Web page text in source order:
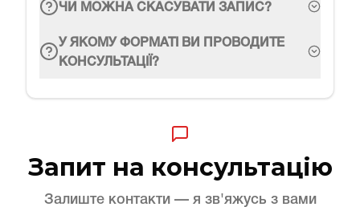
ЧИ МОЖНА СКАСУВАТИ ЗАПИС?
У ЯКОМУ ФОРМАТІ ВИ ПРОВОДИТЕ
КОНСУЛЬТАЦІЇ?
Запит на консультацію
Залиште контакти — я зв'яжусь з вами